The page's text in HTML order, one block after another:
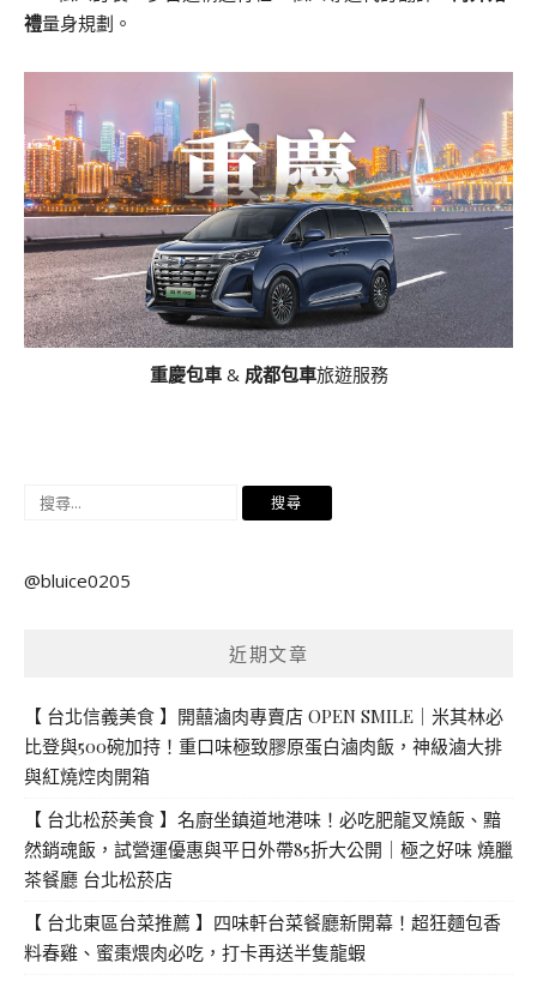
禮量身規劃。
重慶包車& 成都包車旅遊服務
搜
鍵
@bluice0205
近期文章
【 台北信義美食 】開囍滷肉專賣店 OPEN SMILE｜米其林必
比登與500碗加持！重口味極致膠原蛋白滷肉飯，神級滷大排
與紅燒焢肉開箱
【 台北松菸美食 】名廚坐鎮道地港味！必吃肥龍叉燒飯、黯
然銷魂飯，試營運優惠與平日外帶85折大公開｜極之好味 燒臘
茶餐廳 台北松菸店
【 台北東區台菜推薦 】四味軒台菜餐廳新開幕！超狂麵包香
料春雞、蜜棗煨肉必吃，打卡再送半隻龍蝦